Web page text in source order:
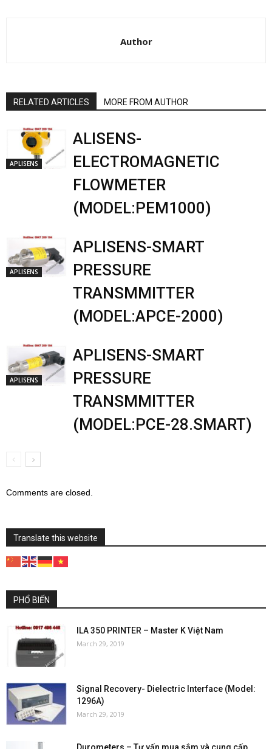
Author
RELATED ARTICLES MORE FROM AUTHOR
APLISENS
ALISENS-
ELECTROMAGNETIC
FLOWMETER
(MODEL:PEM1000)
APLISENS
APLISENS-SMART
PRESSURE
TRANSMMITTER
(MODEL:APCE-2000)
APLISENS
APLISENS-SMART
PRESSURE
TRANSMMITTER
(MODEL:PCE-28.SMART)
Comments are closed.
Translate this website
PHỔ BIẾN
ILA 350 PRINTER – Master K Việt Nam
March 29, 2019
Signal Recovery- Dielectric Interface (Model:
1296A)
March 29, 2019